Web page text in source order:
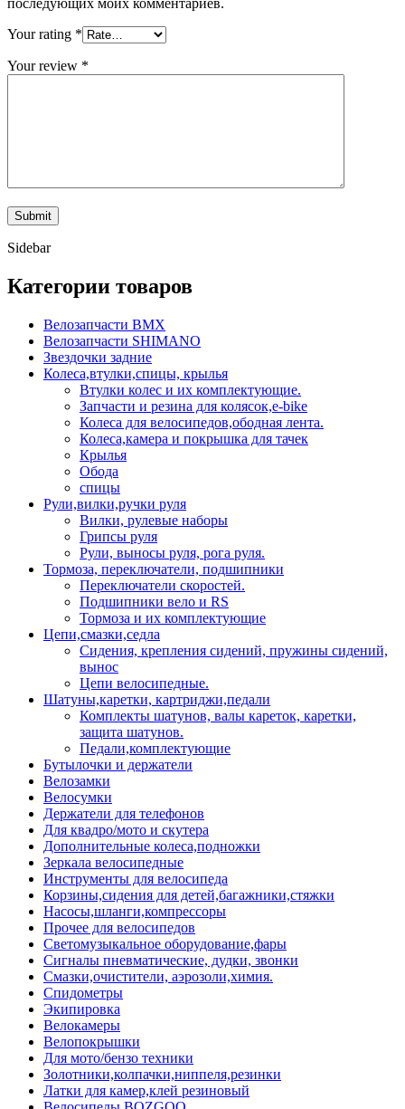
Your rating *
Your review *
Sidebar
Категории товаров
Велозапчасти BMX
Велозапчасти SHIMANO
Звездочки задние
Колеса,втулки,спицы, крылья
Втулки колес и их комплектующие.
Запчасти и резина для колясок,e-bike
Колеса для велосипедов,ободная лента.
Колеса,камера и покрышка для тачек
Крылья
Обода
спицы
Рули,вилки,ручки руля
Вилки, рулевые наборы
Грипсы руля
Рули, выносы руля, рога руля.
Тормоза, переключатели, подшипники
Переключатели скоростей.
Подшипники вело и RS
Тормоза и их комплектующие
Цепи,смазки,седла
Сидения, крепления сидений, пружины сидений,
вынос
Цепи велосипедные.
Шатуны,каретки, картриджи,педали
Комплекты шатунов, валы кареток, каретки,
защита шатунов.
Педали,комплектующие
Бутылочки и держатели
Велозамки
Велосумки
Держатели для телефонов
Для квадро/мото и скутера
Дополнительные колеса,подножки
Зеркала велосипедные
Инструменты для велосипеда
Корзины,сидения для детей,багажники,стяжки
Насосы,шланги,компрессоры
Прочее для велосипедов
Светомузыкальное оборудование,фары
Сигналы пневматические, дудки, звонки
Смазки,очистители, аэрозоли,химия.
Спидометры
Экипировка
Велокамеры
Велопокрышки
Для мото/бензо техники
Золотники,колпачки,ниппеля,резинки
Латки для камер,клей резиновый